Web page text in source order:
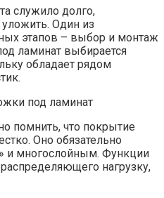
служило долго,
Один из
этапов – выбор и монтаж
ламинат выбирается
обладает рядом
помнить, что покрытие
Оно обязательно
многослойным. Функции
нагрузку,